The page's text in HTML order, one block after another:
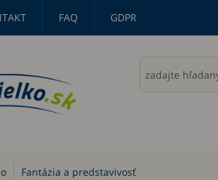
FAQ GDPR
Fantázia a predstavivosť